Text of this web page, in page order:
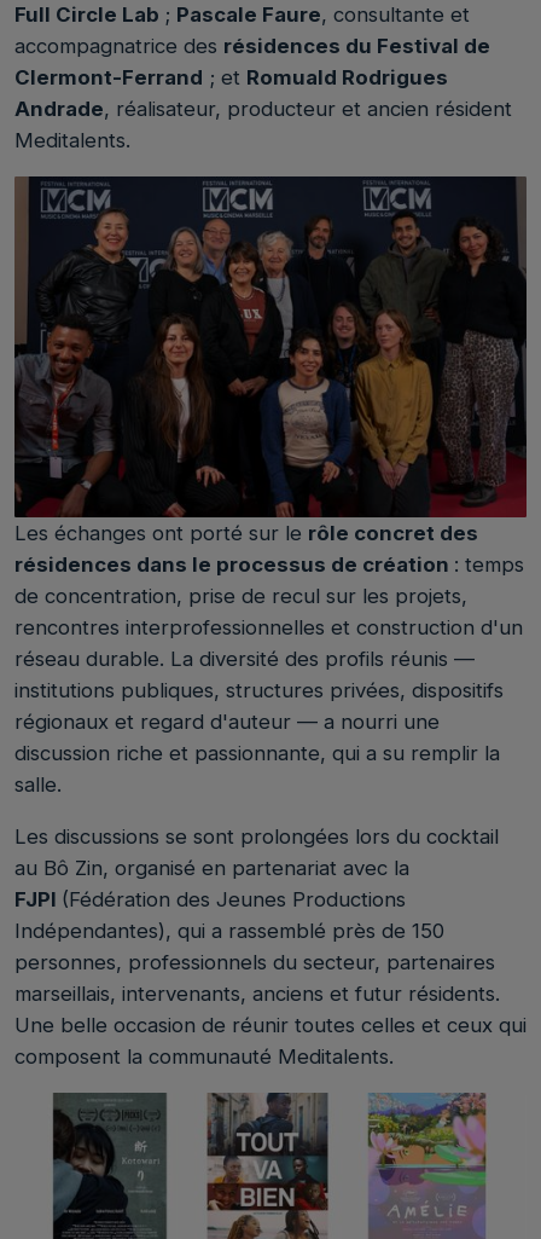
Full Circle Lab ; Pascale Faure, consultante et
accompagnatrice des résidences du Festival de
Clermont-Ferrand ; et Romuald Rodrigues
Andrade, réalisateur, producteur et ancien résident
Meditalents.
Les échanges ont porté sur le rôle concret des
résidences dans le processus de création : temps
de concentration, prise de recul sur les projets,
rencontres interprofessionnelles et construction d'un
réseau durable. La diversité des profils réunis —
institutions publiques, structures privées, dispositifs
régionaux et regard d'auteur — a nourri une
discussion riche et passionnante, qui a su remplir la
salle.
Les discussions se sont prolongées lors du cocktail
au Bô Zin, organisé en partenariat avec la
FJPI (Fédération des Jeunes Productions
Indépendantes), qui a rassemblé près de 150
personnes, professionnels du secteur, partenaires
marseillais, intervenants, anciens et futur résidents.
Une belle occasion de réunir toutes celles et ceux qui
composent la communauté Meditalents.